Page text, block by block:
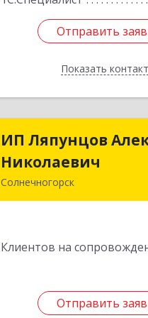
Отправить
Показать
Отправить
Назад
ИП Ляпунцов
Николаевич
Солнечногорск
Клиентов на
Отправить
ИП Ляпунцов
Отправить